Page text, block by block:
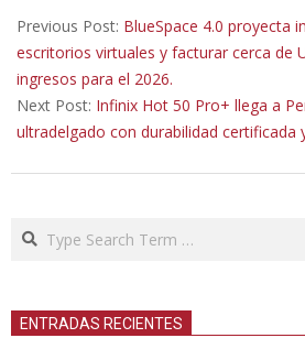
06-
07
Previous Post: BlueSpace 4.0 proyecta
escritorios virtuales y facturar cerca de
ingresos para el 2026.
Next Post: Infinix Hot 50 Pro+ llega a
ultradelgado con durabilidad certificada
Search
ENTRADAS RECIENTES